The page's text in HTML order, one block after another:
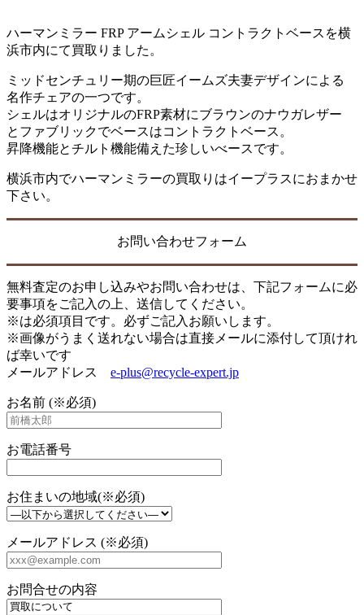
ハーマンミラー FRP アームシェル コントラクトベースを横
浜市内にて買取りました。
ミッドセンチュリー期の巨匠イームズ夫妻デザインによる
名作チェアの一つです。
シェルはオリジナルのFRP素材にブラウンのナウガレザー
とファブリックでベースはコントラクトベース。
昇降機能とチルト機能備えた珍しいべースです。
横浜市内でハーマンミラーの買取りはイープラスにおまかせ
下さい。
お問い合わせフォーム
無料査定のお申し込みやお問い合わせは、下記フォームに必
要事項をご記入の上、送信してください。
※は必須項目です。必ずご記入お願いします。
※画像がうまく送れない場合は直接メールに添付して頂けれ
ば幸いです
メールアドレス e-plus@recycle-expert.jp
お名前 (※必須)
お電話番号
お住まいの地域(※必須)
メールアドレス (※必須)
お問合せの内容